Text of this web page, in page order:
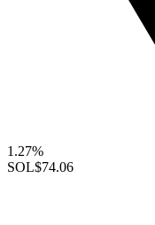
1.27%
SOL$74.06